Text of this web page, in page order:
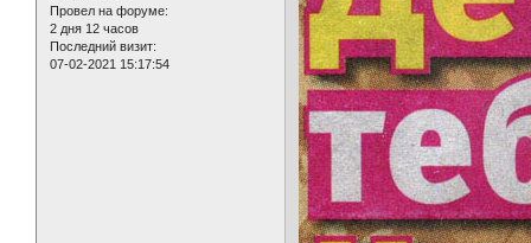
Провел на форуме:
2 дня 12 часов
Последний визит:
07-02-2021 15:17:54